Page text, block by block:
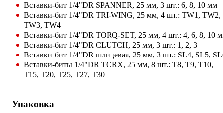
Вставки-бит 1/4"DR SPANNER, 25 мм, 3 шт.: 6, 8, 10 мм
Вставки-бит 1/4"DR TRI-WING, 25 мм, 4 шт.: TW1, TW2,
TW3, TW4
Вставки-бит 1/4"DR TORQ-SET, 25 мм, 4 шт.: 4, 6, 8, 10
Вставки-бит 1/4"DR CLUTCH, 25 мм, 3 шт.: 1, 2, 3
Вставки-бит 1/4"DR шлицевая, 25 мм, 3 шт.: SL4, SL5,
Вставки-биты 1/4"DR TORX, 25 мм, 8 шт.: T8, T9, T10,
T15, T20, T25, T27, T30
Упаковка